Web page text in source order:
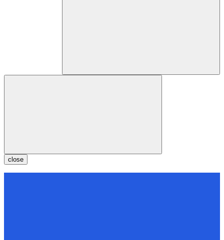
close